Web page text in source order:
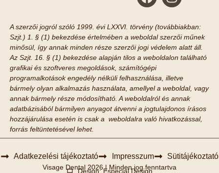
A szerzői jogról szóló 1999. évi LXXVI. törvény (továbbiakban:
Szjt.) 1. § (1) bekezdése értelmében a weboldal szerzői műnek
minősül, így annak minden része szerzői jogi védelem alatt áll.
Az Szjt. 16. § (1) bekezdése alapján tilos a weboldalon található
grafikai és szoftveres megoldások, számítógépi
programalkotások engedély nélküli felhasználása, illetve
bármely olyan alkalmazás használata, amellyel a weboldal, vagy
annak bármely része módosítható. A weboldalról és annak
adatbázisából bármilyen anyagot átvenni a jogtulajdonos írásos
hozzájárulása esetén is csak a weboldalra való hivatkozással,
forrás feltüntetésével lehet.
Adatkezelési tájékoztató Impresszum Sütitájékoztató
Visage Dental 2026 | Minden jog fenntartva
Design: Especial Design